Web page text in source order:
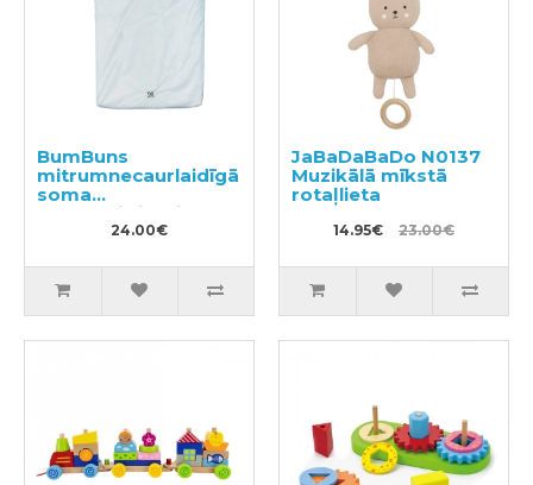
BumBuns
mitrumnecaurlaidīgā
soma
daudzreizlietojamām
autiņbiksītēm
24.00€
JaBaDaBaDo N0137
Muzikālā mīkstā
rotaļlieta
14.95€ 23.00€